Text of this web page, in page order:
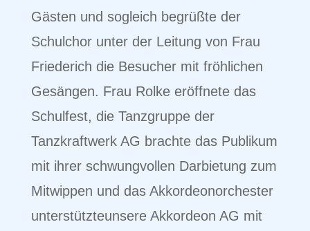
Gästen und sogleich begrüßte der
Schulchor unter der Leitung von Frau
Friederich die Besucher mit fröhlichen
Gesängen. Frau Rolke eröffnete das
Schulfest, die Tanzgruppe der
Tanzkraftwerk AG brachte das Publikum
mit ihrer schwungvollen Darbietung zum
Mitwippen und das Akkordeonorchester
unterstützteunsere Akkordeon AG mit